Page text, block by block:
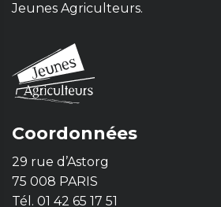
Jeunes Agriculteurs.
Coordonnées
29 rue d’Astorg
75 008 PARIS
Tél. 01 42 65 17 51